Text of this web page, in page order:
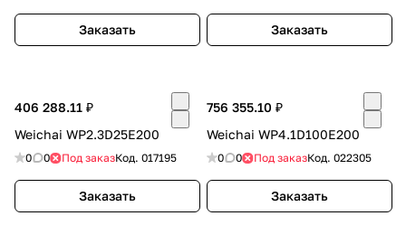
Заказать Заказать
406 288.11 ₽
Weichai WP2.3D25E200
0 0 Под заказКод. 017195
Заказать
756 355.10 ₽
Weichai WP4.1D100E200
0 0 Под заказКод. 022305
Заказать
раз в 2
недели
8 800 302-02-51
plait.ru